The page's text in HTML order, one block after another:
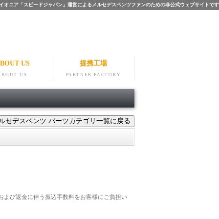
オニア「スピードジャパン」運営によるメルセデスベンツファンのための非公式ウェブサイトです
US
US
提携工場
PARTNER FACTORY
よび返金に伴う振込手数料をお客様にご負担い